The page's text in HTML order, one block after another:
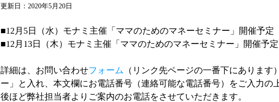
更新日： 2020年5月20日
■12月5日（水）モナ​​ミ主催「ママのためのマネーセミナー」開催予定
■12月13日（木）モナミ主催「ママのためのマネーセミナー」開催予定
詳細は、お問い合わせフォーム （リンク先ページの一番下にあります
ー」と入れ、本文欄にお電話番号（連絡可能な電話番号）をご入力の
後ほど弊社担当者よりご案内のお電話をさせていただきます。